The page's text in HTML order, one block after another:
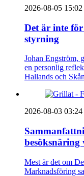
2026-08-05 15:02
Det är inte
styrning
Johan Engström,
en personlig
Hallands och
2026-08-03 03:24
besöksnäring
Mest är det om
Marknadsföring